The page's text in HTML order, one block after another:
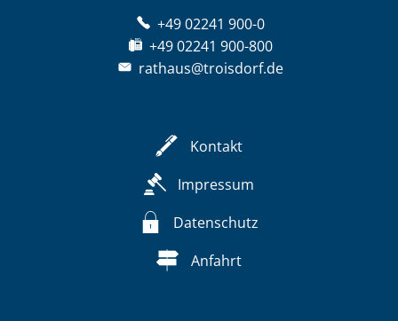
+49 02241 900-0
+49 02241 900-800
rathaus@troisdorf.de
Kontakt
Impressum
Datenschutz
Anfahrt